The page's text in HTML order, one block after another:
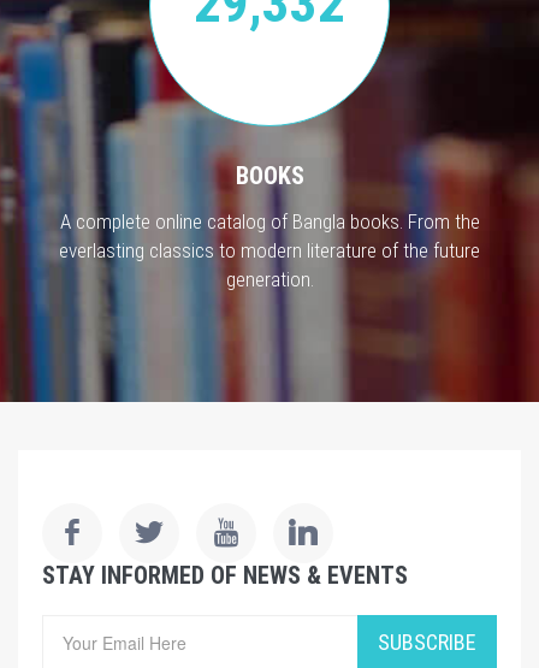
BOOKS
A complete online catalog of Bangla books. From the
everlasting classics to modern literature of the future
generation.
STAY INFORMED OF NEWS & EVENTS
SUBSCRIBE